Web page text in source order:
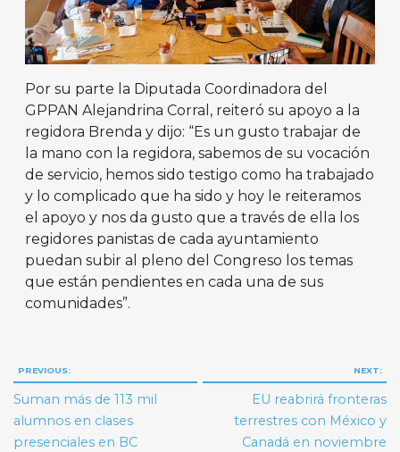
Por su parte la Diputada Coordinadora del
GPPAN Alejandrina Corral, reiteró su apoyo a la
regidora Brenda y dijo: “Es un gusto trabajar de
la mano con la regidora, sabemos de su vocación
de servicio, hemos sido testigo como ha trabajado
y lo complicado que ha sido y hoy le reiteramos
el apoyo y nos da gusto que a través de ella los
regidores panistas de cada ayuntamiento
puedan subir al pleno del Congreso los temas
que están pendientes en cada una de sus
comunidades”.
Navegación
de
entradas
PREVIOUS:
Suman más de 113 mil
alumnos en clases
presenciales en BC
NEXT:
EU reabrirá fronteras
terrestres con México y
Canadá en noviembre